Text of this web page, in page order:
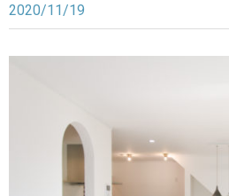
2020/11/19